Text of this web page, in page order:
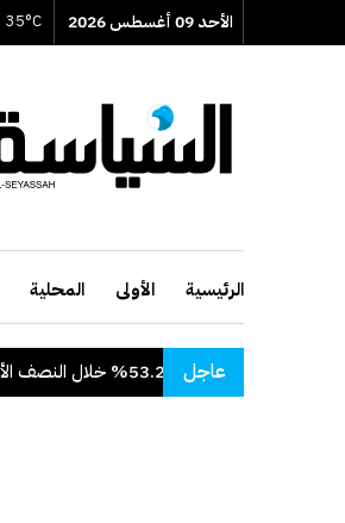
الأحد 09 أغسطس 2026 35°C
الرئيسية الأولى المحلية
عاجل